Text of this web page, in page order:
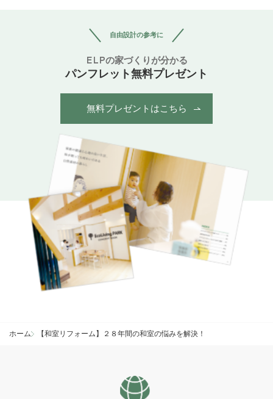
自由設計の参考に
ELPの家づくりが分かる
パンフレット無料プレゼント
無料プレゼントはこちら
ホーム 【和室リフォーム】２８年間の和室の悩みを解決！